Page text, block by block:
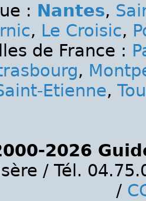
: Nantes,
, Le Croisic,
de France :
,
Etienne,
2026
/ Tél.
/